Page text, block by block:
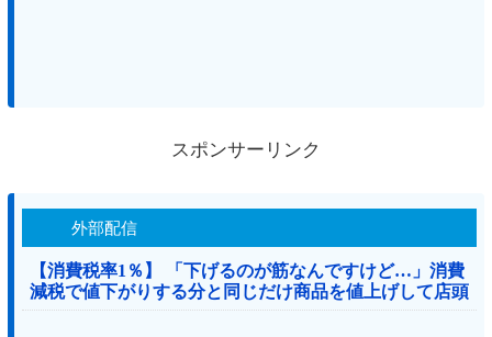
スポンサーリンク
外部配信
【消費税率1％】 「下げるのが筋なんですけど…」消費
減税で値下がりする分と同じだけ商品を値上げして店頭
価格を変えない店も